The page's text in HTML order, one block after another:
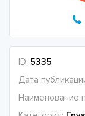
ID: 5335
Дата
Наименование